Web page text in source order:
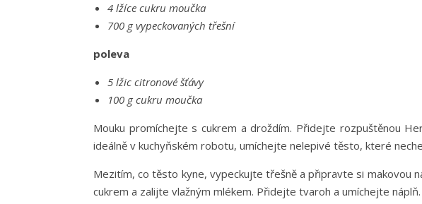
4 lžíce cukru moučka
700 g vypeckovaných třešní
poleva
5 lžic citronové šťávy
100 g cukru moučka
Mouku promíchejte s cukrem a droždím. Přidejte rozpuštěnou
ideálně v kuchyňském robotu, umíchejte nelepivé těsto, které
Mezitím, co těsto kyne, vypeckujte třešně a připravte si makovou
cukrem a zalijte vlažným mlékem. Přidejte tvaroh a umíchejte náplň.